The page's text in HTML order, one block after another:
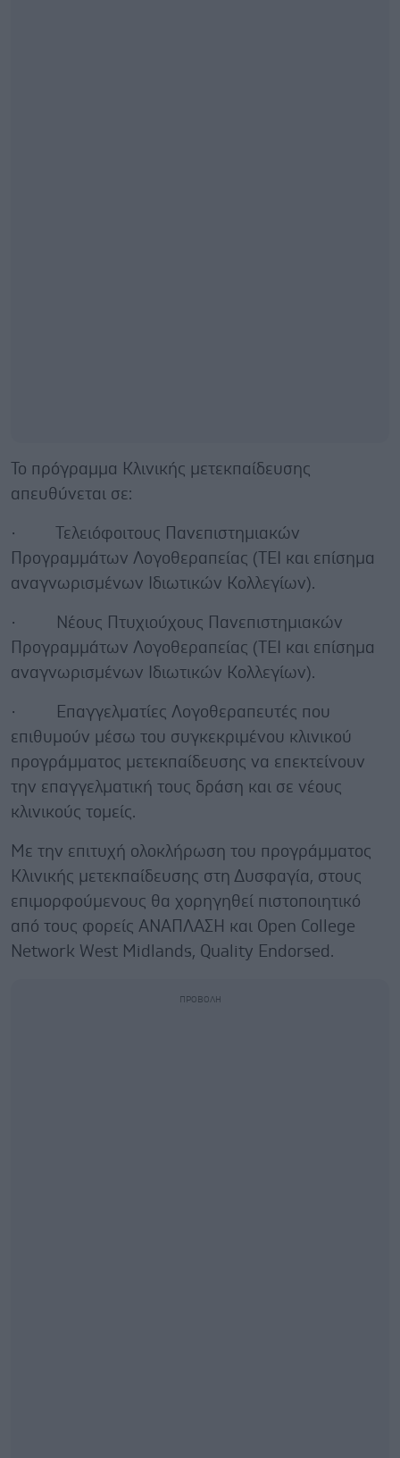
Το πρόγραμμα Κλινικής μετεκπαίδευσης
απευθύνεται σε:
· Τελειόφοιτους Πανεπιστημιακών
Προγραμμάτων Λογοθεραπείας (ΤΕΙ και επίσημα
αναγνωρισμένων Ιδιωτικών Κολλεγίων).
· Νέους Πτυχιούχους Πανεπιστημιακών
Προγραμμάτων Λογοθεραπείας (ΤΕΙ και επίσημα
αναγνωρισμένων Ιδιωτικών Κολλεγίων).
· Επαγγελματίες Λογοθεραπευτές που
επιθυμούν μέσω του συγκεκριμένου κλινικού
προγράμματος μετεκπαίδευσης να επεκτείνουν
την επαγγελματική τους δράση και σε νέους
κλινικούς τομείς.
Με την επιτυχή ολοκλήρωση του προγράμματος
Κλινικής μετεκπαίδευσης στη Δυσφαγία, στους
επιμορφούμενους θα χορηγηθεί πιστοποιητικό
από τους φορείς ΑΝΑΠΛΑΣΗ και Open College
Network West Midlands, Quality Endorsed.